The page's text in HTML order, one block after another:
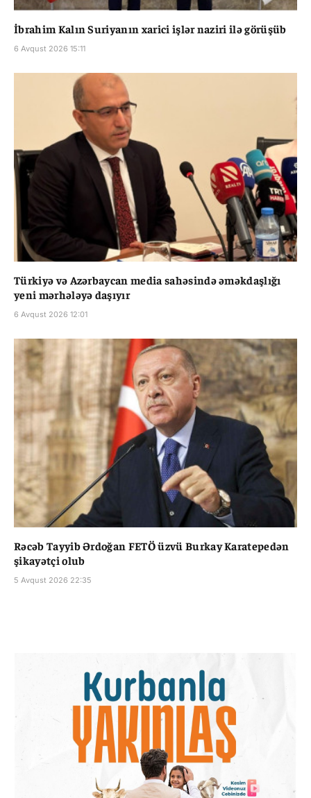
İbrahim Kalın Suriyanın xarici işlər naziri ilə görüşüb
6 Avqust 2026 15:11
Türkiyə və Azərbaycan media sahəsində əməkdaşlığı
yeni mərhələyə daşıyır
6 Avqust 2026 12:01
Rəcəb Tayyib Ərdoğan FETÖ üzvü Burkay Karatepedən
şikayətçi olub
5 Avqust 2026 22:35